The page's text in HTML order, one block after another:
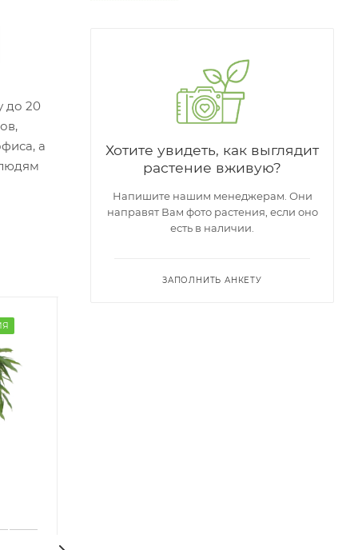
до 20
а
Хотите увидеть, как выглядит
растение вживую?
Напишите нашим менеджерам. Они
направят Вам фото растения, если оно
есть в наличии.
ЗАПОЛНИТЬ АНКЕТУ